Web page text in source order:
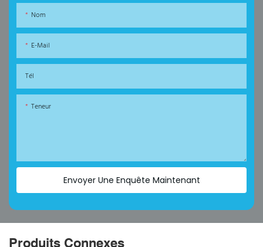
Nom
E-Mail
Tél
Teneur
Envoyer Une Enquête Maintenant
Produits Connexes